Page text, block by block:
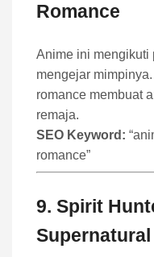
Romance
Anime ini mengikuti
mengejar
romance membuat
remaja.
SEO Keyword:
romance”
9. Spirit
Supernatural